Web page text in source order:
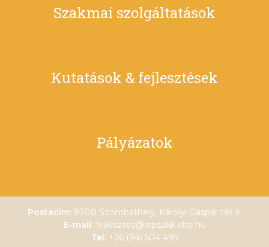
Szakmai szolgáltatások
Kutatások & fejlesztések
Pályázatok
Postacím: 9700 Szombathely, Károlyi Gáspár tér 4.
E-mail: fejlesztes@srpszkk.elte.hu
Tel: +36 (94) 504 495